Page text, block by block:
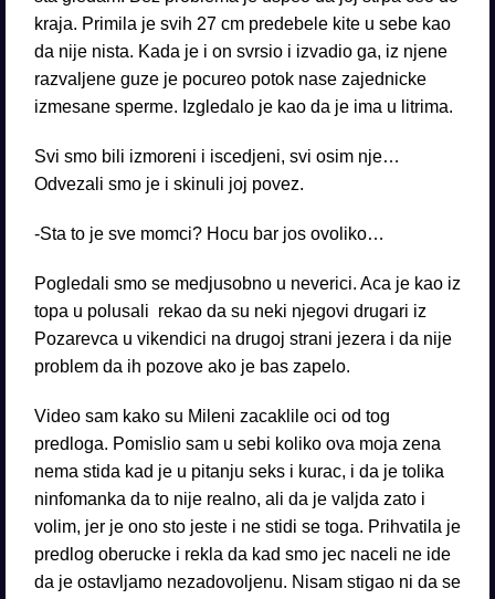
kraja. Primila je svih 27 cm predebele kite u sebe kao
da nije nista. Kada je i on svrsio i izvadio ga, iz njene
razvaljene guze je pocureo potok nase zajednicke
izmesane sperme. Izgledalo je kao da je ima u litrima.
Svi smo bili izmoreni i iscedjeni, svi osim nje…
Odvezali smo je i skinuli joj povez.
-Sta to je sve momci? Hocu bar jos ovoliko…
Pogledali smo se medjusobno u neverici. Aca je kao iz
topa u polusali rekao da su neki njegovi drugari iz
Pozarevca u vikendici na drugoj strani jezera i da nije
problem da ih pozove ako je bas zapelo.
Video sam kako su Mileni zacaklile oci od tog
predloga. Pomislio sam u sebi koliko ova moja zena
nema stida kad je u pitanju seks i kurac, i da je tolika
ninfomanka da to nije realno, ali da je valjda zato i
volim, jer je ono sto jeste i ne stidi se toga. Prihvatila je
predlog oberucke i rekla da kad smo jec naceli ne ide
da je ostavljamo nezadovoljenu. Nisam stigao ni da se